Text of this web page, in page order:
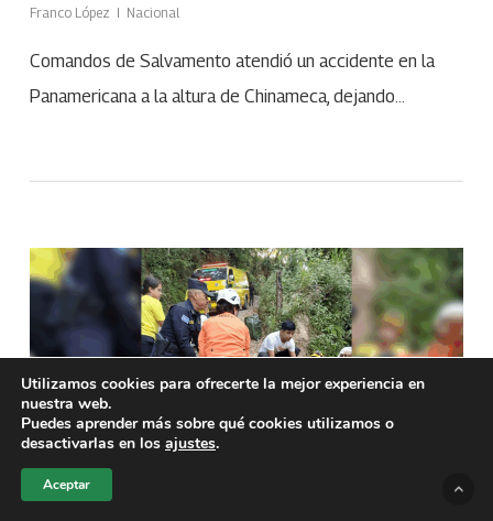
Franco López Nacional
Comandos de Salvamento atendió un accidente en la
Panamericana a la altura de Chinameca, dejando…
Utilizamos cookies para ofrecerte la mejor experiencia en
nuestra web.
Puedes aprender más sobre qué cookies utilizamos o
desactivarlas en los ajustes.
Aceptar